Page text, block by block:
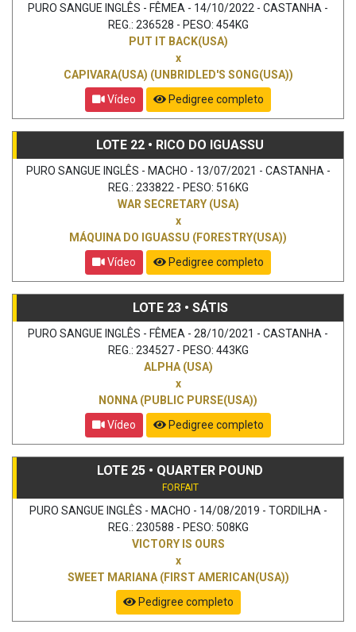
PURO SANGUE INGLÊS - FÊMEA - 14/10/2022 - CASTANHA -
REG.: 236528 - PESO: 454KG
PUT IT BACK(USA)
x
CAPIVARA(USA) (UNBRIDLED'S SONG(USA))
Vídeo
Pedigree completo
LOTE 22 • RICO DO IGUASSU
PURO SANGUE INGLÊS - MACHO - 13/07/2021 - CASTANHA -
REG.: 233822 - PESO: 516KG
WAR SECRETARY (USA)
x
MÁQUINA DO IGUASSU (FORESTRY(USA))
Vídeo
Pedigree completo
LOTE 23 • SÁTIS
PURO SANGUE INGLÊS - FÊMEA - 28/10/2021 - CASTANHA -
REG.: 234527 - PESO: 443KG
ALPHA (USA)
x
NONNA (PUBLIC PURSE(USA))
Vídeo
Pedigree completo
LOTE 25 • QUARTER POUND
FORFAIT
PURO SANGUE INGLÊS - MACHO - 14/08/2019 - TORDILHA -
REG.: 230588 - PESO: 508KG
VICTORY IS OURS
x
SWEET MARIANA (FIRST AMERICAN(USA))
Pedigree completo